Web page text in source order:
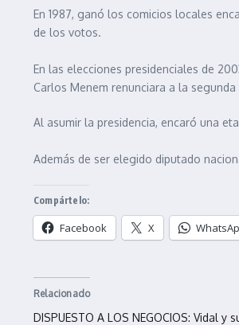
En 1987, ganó los comicios locales
de los votos.
En las elecciones presidenciales de
Carlos Menem renunciara a la
Al asumir la presidencia, encaró una
Además de ser elegido diputado
Compártelo:
Facebook X
Relacionado
DISPUESTO A LOS NEGOCIOS: Vidal y